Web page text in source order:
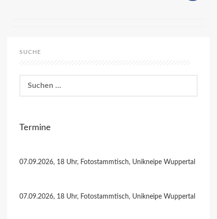
SUCHE
nach:
Termine
07.09.2026, 18 Uhr, Fotostammtisch, Unikneipe Wuppertal
07.09.2026, 18 Uhr, Fotostammtisch, Unikneipe Wuppertal